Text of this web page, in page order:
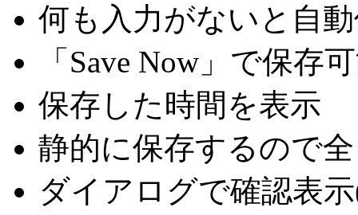
何も入力がないと自
「Save Now」で保存
保存した時間を表示
静的に保存するので
ダイアログで確認表